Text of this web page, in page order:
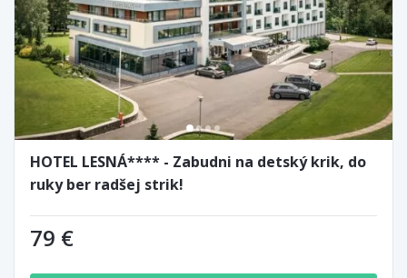
HOTEL LESNÁ**** - Zabudni na detský krik, do
ruky ber radšej strik!
79 €